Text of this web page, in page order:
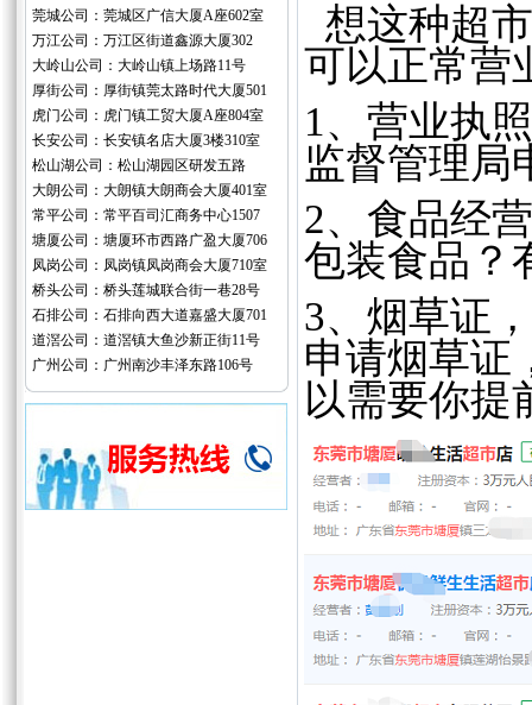
莞城公司：莞城区广信大厦A座602室
万江公司：万江区街道鑫源大厦302
大岭山公司：大岭山镇上场路11号
厚街公司：厚街镇莞太路时代大厦501
虎门公司：虎门镇工贸大厦A座804室
长安公司：长安镇名店大厦3楼310室
松山湖公司：松山湖园区研发五路
大朗公司：大朗镇大朗商会大厦401室
常平公司：常平百司汇商务中心1507
塘厦公司：塘厦环市西路广盈大厦706
凤岗公司：凤岗镇凤岗商会大厦710室
桥头公司：桥头莲城联合街一巷28号
石排公司：石排向西大道嘉盛大厦701
道滘公司：道滘镇大鱼沙新正街11号
广州公司：广州南沙丰泽东路106号
想这种超
可以正常营
1、营业执
监督管理局
2、食品经
包装食品？
3、烟草证
申请烟草证
以需要你提